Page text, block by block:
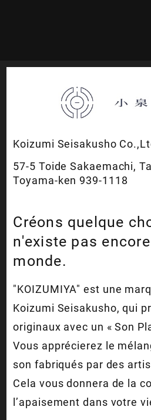
Koizumi Seisakusho
57-5 Toide Sakaemachi,
Toyama-ken 939-1118
Créons quelque
n'existe pas
monde.
"KOIZUMIYA" est une
Koizumi Seisakusho, qui
originaux avec un « Son
Vous apprécierez le
son fabriqués par des
Cela vous donnera de la
l’apaisement dans votre